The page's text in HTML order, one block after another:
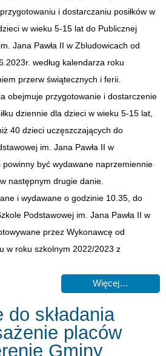
i dostarczaniu posiłków w
w wieku 5-15 lat do Publicznej
Jana Pawła II w Zbludowicach od
według kalendarza roku
przerw świątecznych i ferii.
obejmuje przygotowanie i dostarczenie
dziennie dla dzieci w wieku 5-15 lat,
40 dzieci uczęszczających do
im. Jana Pawła II w
powinny być wydawane naprzemiennie
następnym drugie danie.
i wydawane o godzinie 10.35, do
Podstawowej im. Jana Pawła II w
przez Wykonawcę od
w roku szkolnym 2022/2023 z
Więcej…
do składania
placów
Gminy